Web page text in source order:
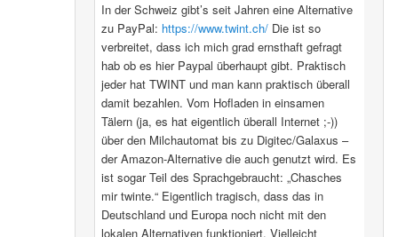
In der Schweiz gibt’s seit Jahren eine Alternative
zu PayPal: https://www.twint.ch/Die ist so
verbreitet, dass ich mich grad ernsthaft gefragt
hab ob es hier Paypal überhaupt gibt. Praktisch
jeder hat TWINT und man kann praktisch überall
damit bezahlen. Vom Hofladen in einsamen
Tälern (ja, es hat eigentlich überall Internet ;-))
über den Milchautomat bis zu Digitec/Galaxus –
der Amazon-Alternative die auch genutzt wird. Es
ist sogar Teil des Sprachgebraucht: „Chasches
mir twinte.“ Eigentlich tragisch, dass das in
Deutschland und Europa noch nicht mit den
lokalen Alternativen funktioniert. Vielleicht